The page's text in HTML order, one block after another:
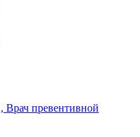
Врач превентивной